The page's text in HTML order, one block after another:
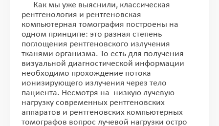
Как мы уже выяснили, классическая
рентгенология и рентгеновская
компьютерная томография построены на
одном принципе: это разная степень
поглощения рентгеновского излучения
тканями организма. То есть для получения
визуальной диагностической информации
необходимо прохождение потока
ионизирующего излучения через тело
пациента. Несмотря на низкую лучевую
нагрузку современных рентгеновских
аппаратов и рентгеновских компьютерных
томографов вопрос лучевой нагрузки остро